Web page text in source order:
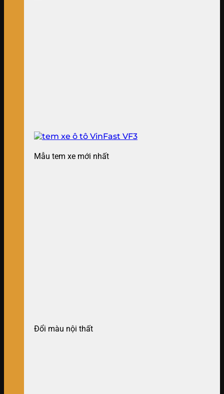
Mẫu tem xe mới nhất
Đổi màu nội thất